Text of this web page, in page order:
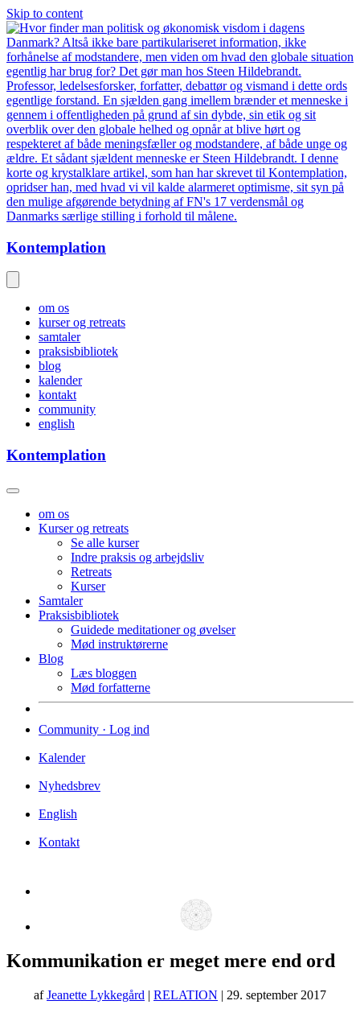
Skip to content
Kontemplation
om os
kurser og retreats
samtaler
praksisbibliotek
blog
kalender
kontakt
community
english
Kontemplation
om os
Kurser og retreats
Se alle kurser
Indre praksis og arbejdsliv
Retreats
Kurser
Samtaler
Praksisbibliotek
Guidede meditationer og øvelser
Mød instruktørerne
Blog
Læs bloggen
Mød forfatterne
Community · Log ind
Kalender
Nyhedsbrev
English
Kontakt
Kommunikation er meget mere end ord
afJeanette Lykkegård | RELATION | 29. september 2017